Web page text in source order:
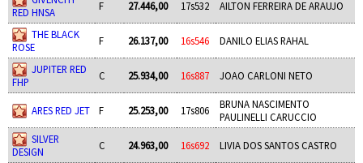
RED HNSA
F 27.446,00 17s532 AILTON FERREIRA DE ARAUJO
THE BLACK
ROSE
F 26.137,00 16s546 DANILO ELIAS RAHAL
JUPITER RED
FHP
C 25.934,00 16s887 JOAO CARLONI NETO
ARES RED JET F 25.253,00 17s806
BRUNA NASCIMENTO
PAULINELLI CARUCCIO
SILVER
DESIGN
C 24.963,00 16s692 LIVIA DOS SANTOS CASTRO